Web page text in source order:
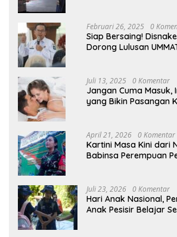
Februari 26, 2025 0
Siap Bersaing!
Dorong Lulusan
Juli 13, 2025 0 Komentar
Jangan Cuma Masuk,
yang Bikin Pasangan
April 21, 2026 0 Komentar
Kartini Masa Kini dari
Babinsa Perempuan
Juli 23, 2026 0 Komentar
Hari Anak Nasional,
Anak Pesisir Belajar